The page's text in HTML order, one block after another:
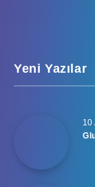
Yeni Yazılar
10